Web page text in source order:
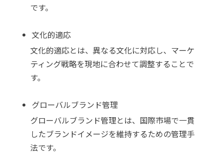
です。
文化的適応
文化的適応とは、異なる文化に対応し、マーケ
ティング戦略を現地に合わせて調整することで
す。
グローバルブランド管理
グローバルブランド管理とは、国際市場で一貫
したブランドイメージを維持するための管理手
法です。